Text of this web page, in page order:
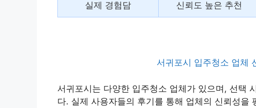
실제 경험담 신뢰도 높은 추천
서귀포시 입주청소 업체
서귀포시는 다양한 입주청소 업체가 있으며, 선택
다. 실제 사용자들의 후기를 통해 업체의 신뢰성을